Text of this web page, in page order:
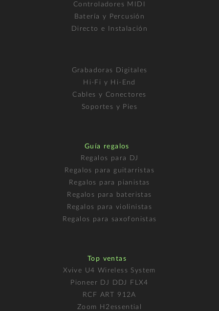
Controladores MIDI
Batería y Percusión
Directo e Instalación
Grabadoras Digitales
Hi-Fi y Hi-End
Cables y Conectores
Soportes y Pies
Guía regalos
Regalos para DJ
Regalos para guitarristas
Regalos para pianistas
Regalos para bateristas
Regalos para violinistas
Regalos para saxofonistas
Top ventas
Xvive U4 Wireless System
Pioneer DJ DDJ FLX4
RCF ART 912A
Zoom H2essential